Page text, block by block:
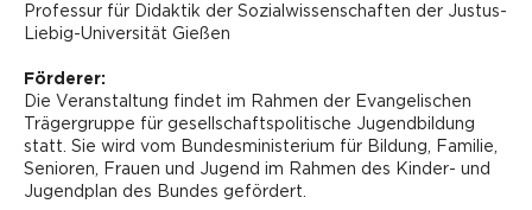
Professur für Didaktik der Sozialwissenschaften der Justus-
Liebig-Universität Gießen
Förderer:
Die Veranstaltung findet im Rahmen der Evangelischen
Trägergruppe für gesellschaftspolitische Jugendbildung
statt. Sie wird vom Bundesministerium für Bildung, Familie,
Senioren, Frauen und Jugend im Rahmen des Kinder- und
Jugendplan des Bundes gefördert.